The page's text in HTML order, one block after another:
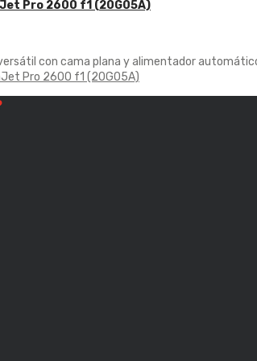
Pro 2600 f1 (20G05A)
con cama plana y alimentador